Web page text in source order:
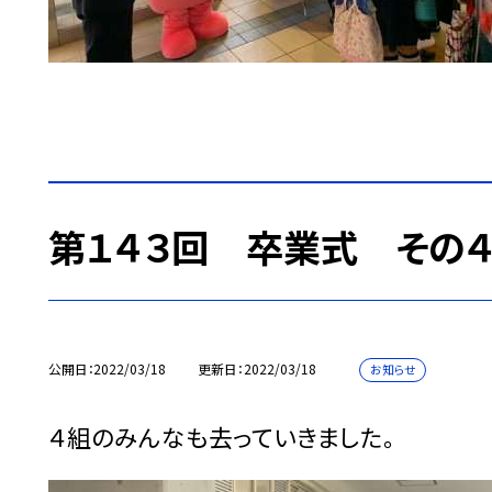
第１４３回 卒業式 その
公開日 2022/03/18 更新日 2022/03/18 お知らせ
４組のみんなも去っていきました。